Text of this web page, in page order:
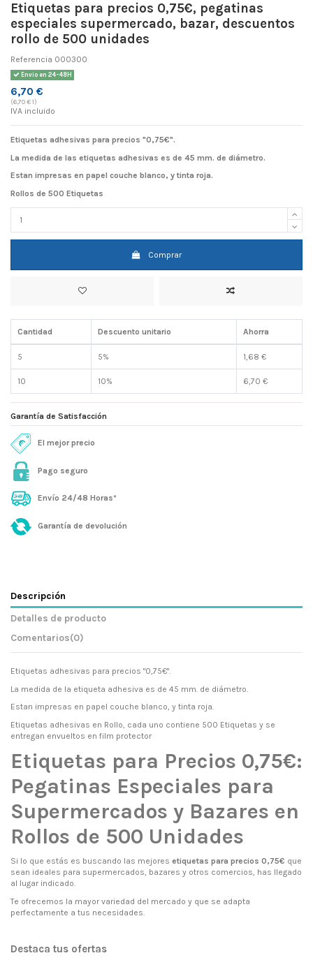
Etiquetas para precios 0,75€, pegatinas
especiales supermercado, bazar, descuentos
rollo de 500 unidades
Referencia 000300
Envio en 24-48H
6,70 €
(6,70 € 1)
IVA incluido
Etiquetas adhesivas para precios "0,75€".
La medida de las etiquetas adhesivas es de 45 mm. de diámetro.
Estan impresas en papel couche blanco, y tinta roja.
Rollos de 500 Etiquetas
Comprar
Cantidad Descuento unitario Ahorra
5 5% 1,68 €
10 10% 6,70 €
Garantía de Satisfacción
El mejor precio
Pago seguro
Envío 24/48 Horas*
Garantía de devolución
Descripción
Detalles de producto
Comentarios(0)
Etiquetas adhesivas para precios "0,75€".
La medida de la etiqueta adhesiva es de 45 mm. de diámetro.
Estan impresas en papel couche blanco, y tinta roja.
Etiquetas adhesivas en Rollo, cada uno contiene 500 Etiquetas y se
entregan envueltos en film protector
Etiquetas para Precios 0,75€:
Pegatinas Especiales para
Supermercados y Bazares en
Rollos de 500 Unidades
Si lo que estás es buscando las mejores etiquetas para precios 0,75€ que
sean ideales para supermercados, bazares y otros comercios, has llegado
al lugar indicado.
Te ofrecemos la mayor variedad del mercado y que se adapta
perfectamente a tus necesidades.
Destaca tus ofertas